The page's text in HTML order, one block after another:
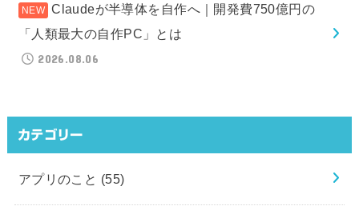
Claudeが半導体を自作へ｜開発費750億円の
「人類最大の自作PC」とは
2026.08.06
カテゴリー
アプリのこと (55)